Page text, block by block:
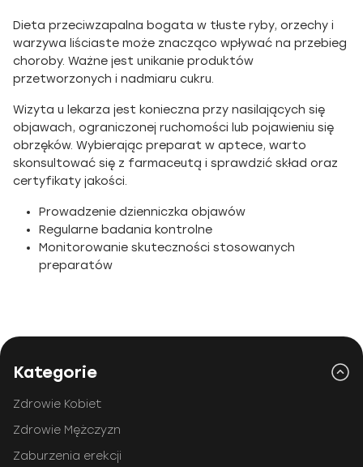
Dieta przeciwzapalna bogata w tłuste ryby, orzechy i
warzywa liściaste może znacząco wpływać na przebieg
choroby. Ważne jest unikanie produktów
przetworzonych i nadmiaru cukru.
Wizyta u lekarza jest konieczna przy nasilających się
objawach, ograniczonej ruchomości lub pojawieniu się
obrzęków. Wybierając preparat w aptece, warto
skonsultować się z farmaceutą i sprawdzić skład oraz
certyfikaty jakości.
Prowadzenie dzienniczka objawów
Regularne badania kontrolne
Monitorowanie skuteczności stosowanych
preparatów
Kategorie
Zdrowie Kobiet
Zdrowie Mężczyzn
Zaburzenia erekcji